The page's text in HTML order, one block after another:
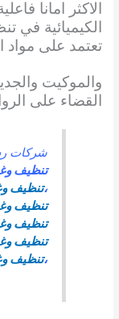
الاكثر امانا
الكيميائية
تعتمد على مواد
والموكيت
القضاء على
شركات
تنظيف
،تنظيف
تنظيف
تنظيف
تنظيف
،تنظيف